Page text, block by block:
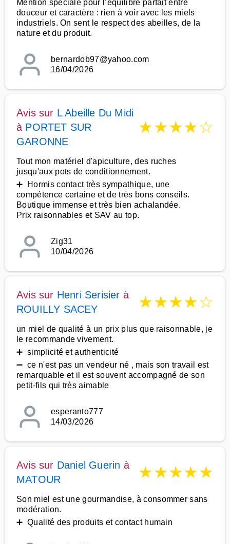
Mention spéciale pour l’équilibre parfait entre
douceur et caractère : rien à voir avec les miels
industriels. On sent le respect des abeilles, de la
nature et du produit.
bernardob97@yahoo.com
16/04/2026
Avis sur L Abeille Du Midi
à PORTET SUR
GARONNE
★★★★☆
Tout mon matériel d'apiculture, des ruches
jusqu'aux pots de conditionnement.
➕ Hormis contact très sympathique, une
compétence certaine et de très bons conseils.
Boutique immense et très bien achalandée.
Prix raisonnables et SAV au top.
Zig31
10/04/2026
Avis sur Henri Serisier à
ROUILLY SACEY
★★★★☆
un miel de qualité à un prix plus que raisonnable, je
le recommande vivement.
➕ simplicité et authenticité
➖ ce n'est pas un vendeur né , mais son travail est
remarquable et il est souvent accompagné de son
petit-fils qui très aimable
esperanto777
14/03/2026
Avis sur Daniel Guerin à
MATOUR
★★★★★
Son miel est une gourmandise, à consommer sans
modération.
➕ Qualité des produits et contact humain